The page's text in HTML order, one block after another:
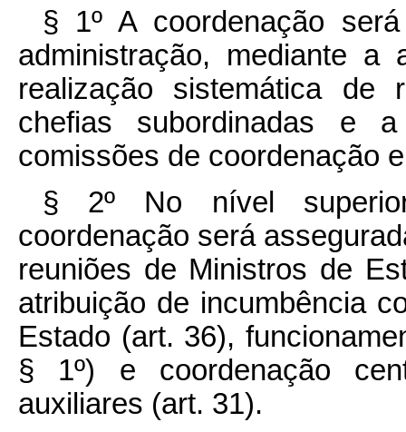
§ 1º A coordenação
administração, mediante a
realização sistemática de
chefias subordinadas e
comissões de coordenação
§ 2º No nível
coordenação será
reuniões de Ministros de
atribuição de incumbência
Estado (art. 36),
§ 1º) e coordenação
auxiliares (art. 31).